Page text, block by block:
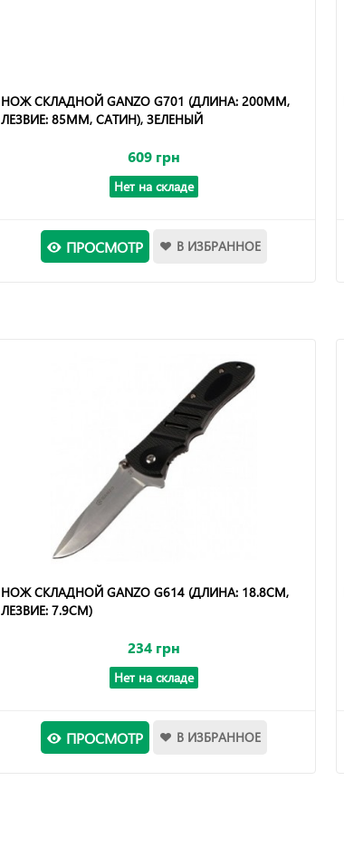
НОЖ СКЛАДНОЙ GANZO G701 (ДЛИНА: 200ММ,
ЛЕЗВИЕ: 85ММ, САТИН), ЗЕЛЕНЫЙ
609 грн
Нет на складе
ПРОСМОТР В ИЗБРАННОЕ
НОЖ СКЛАДНОЙ GANZO G614 (ДЛИНА: 18.8СМ,
ЛЕЗВИЕ: 7.9СМ)
234 грн
Нет на складе
ПРОСМОТР В ИЗБРАННОЕ